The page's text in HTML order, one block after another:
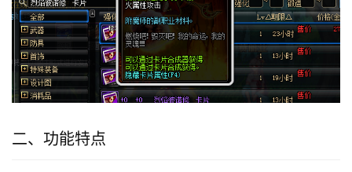
二、功能特点